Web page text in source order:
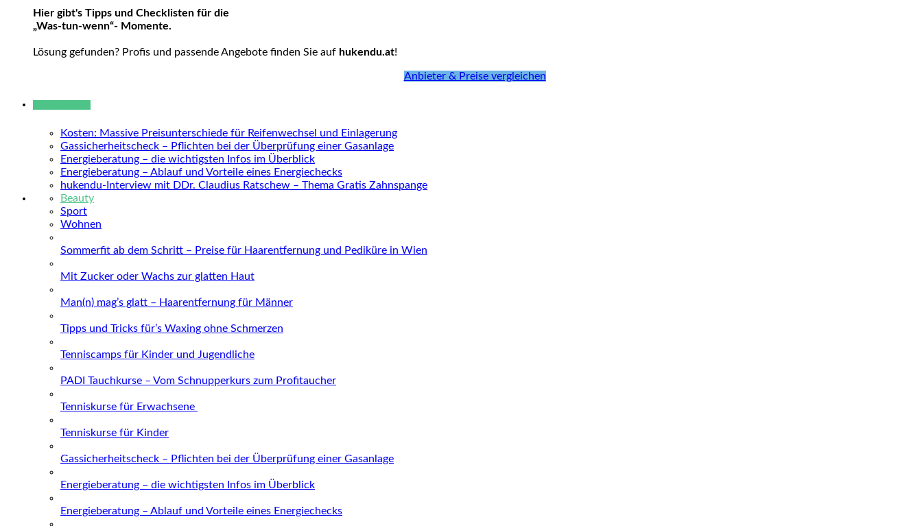
Hier gibt's Tipps und Checklisten für die
„Was-tun-wenn“- Momente.
Lösung gefunden? Profis und passende Angebote finden Sie auf hukendu.at!
Anbieter & Preise vergleichen
Kosten: Massive Preisunterschiede für Reifenwechsel und Einlagerung
Gassicherheitscheck – Pflichten bei der Überprüfung einer Gasanlage
Energieberatung – die wichtigsten Infos im Überblick
Energieberatung – Ablauf und Vorteile eines Energiechecks
hukendu-Interview mit DDr. Claudius Ratschew – Thema Gratis Zahnspange
Beauty
Sport
Wohnen
Sommerfit ab dem Schritt – Preise für Haarentfernung und Pediküre in Wien
Mit Zucker oder Wachs zur glatten Haut
Man(n) mag’s glatt – Haarentfernung für Männer
Tipps und Tricks für’s Waxing ohne Schmerzen
Tenniscamps für Kinder und Jugendliche
PADI Tauchkurse – Vom Schnupperkurs zum Profitaucher
Tenniskurse für Erwachsene
Tenniskurse für Kinder
Gassicherheitscheck – Pflichten bei der Überprüfung einer Gasanlage
Energieberatung – die wichtigsten Infos im Überblick
Energieberatung – Ablauf und Vorteile eines Energiechecks